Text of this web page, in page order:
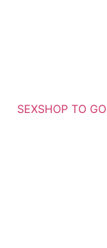
SEXSHOP TO GO